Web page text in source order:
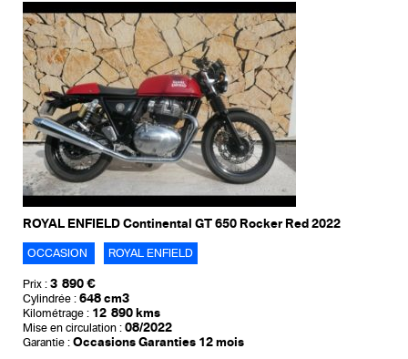
ROYAL ENFIELD Continental GT 650 Rocker Red 2022
OCCASION ROYAL ENFIELD
Prix : 3 890 €
Cylindrée : 648 cm3
Kilométrage : 12 890 kms
Mise en circulation : 08/2022
Garantie : Occasions Garanties 12 mois